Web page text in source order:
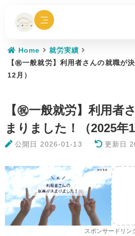
Home
就労実績
【㊗一般就労】利用者さんの就職が
12月）
【㊗一般就労】利用者
まりました！（2025年
公開日 2026-01-13 更新日
スポンサードリン